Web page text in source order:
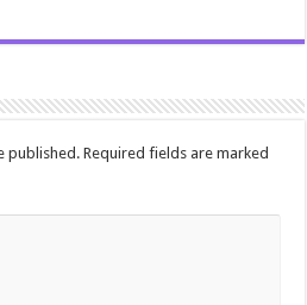
published. Required fields are marked